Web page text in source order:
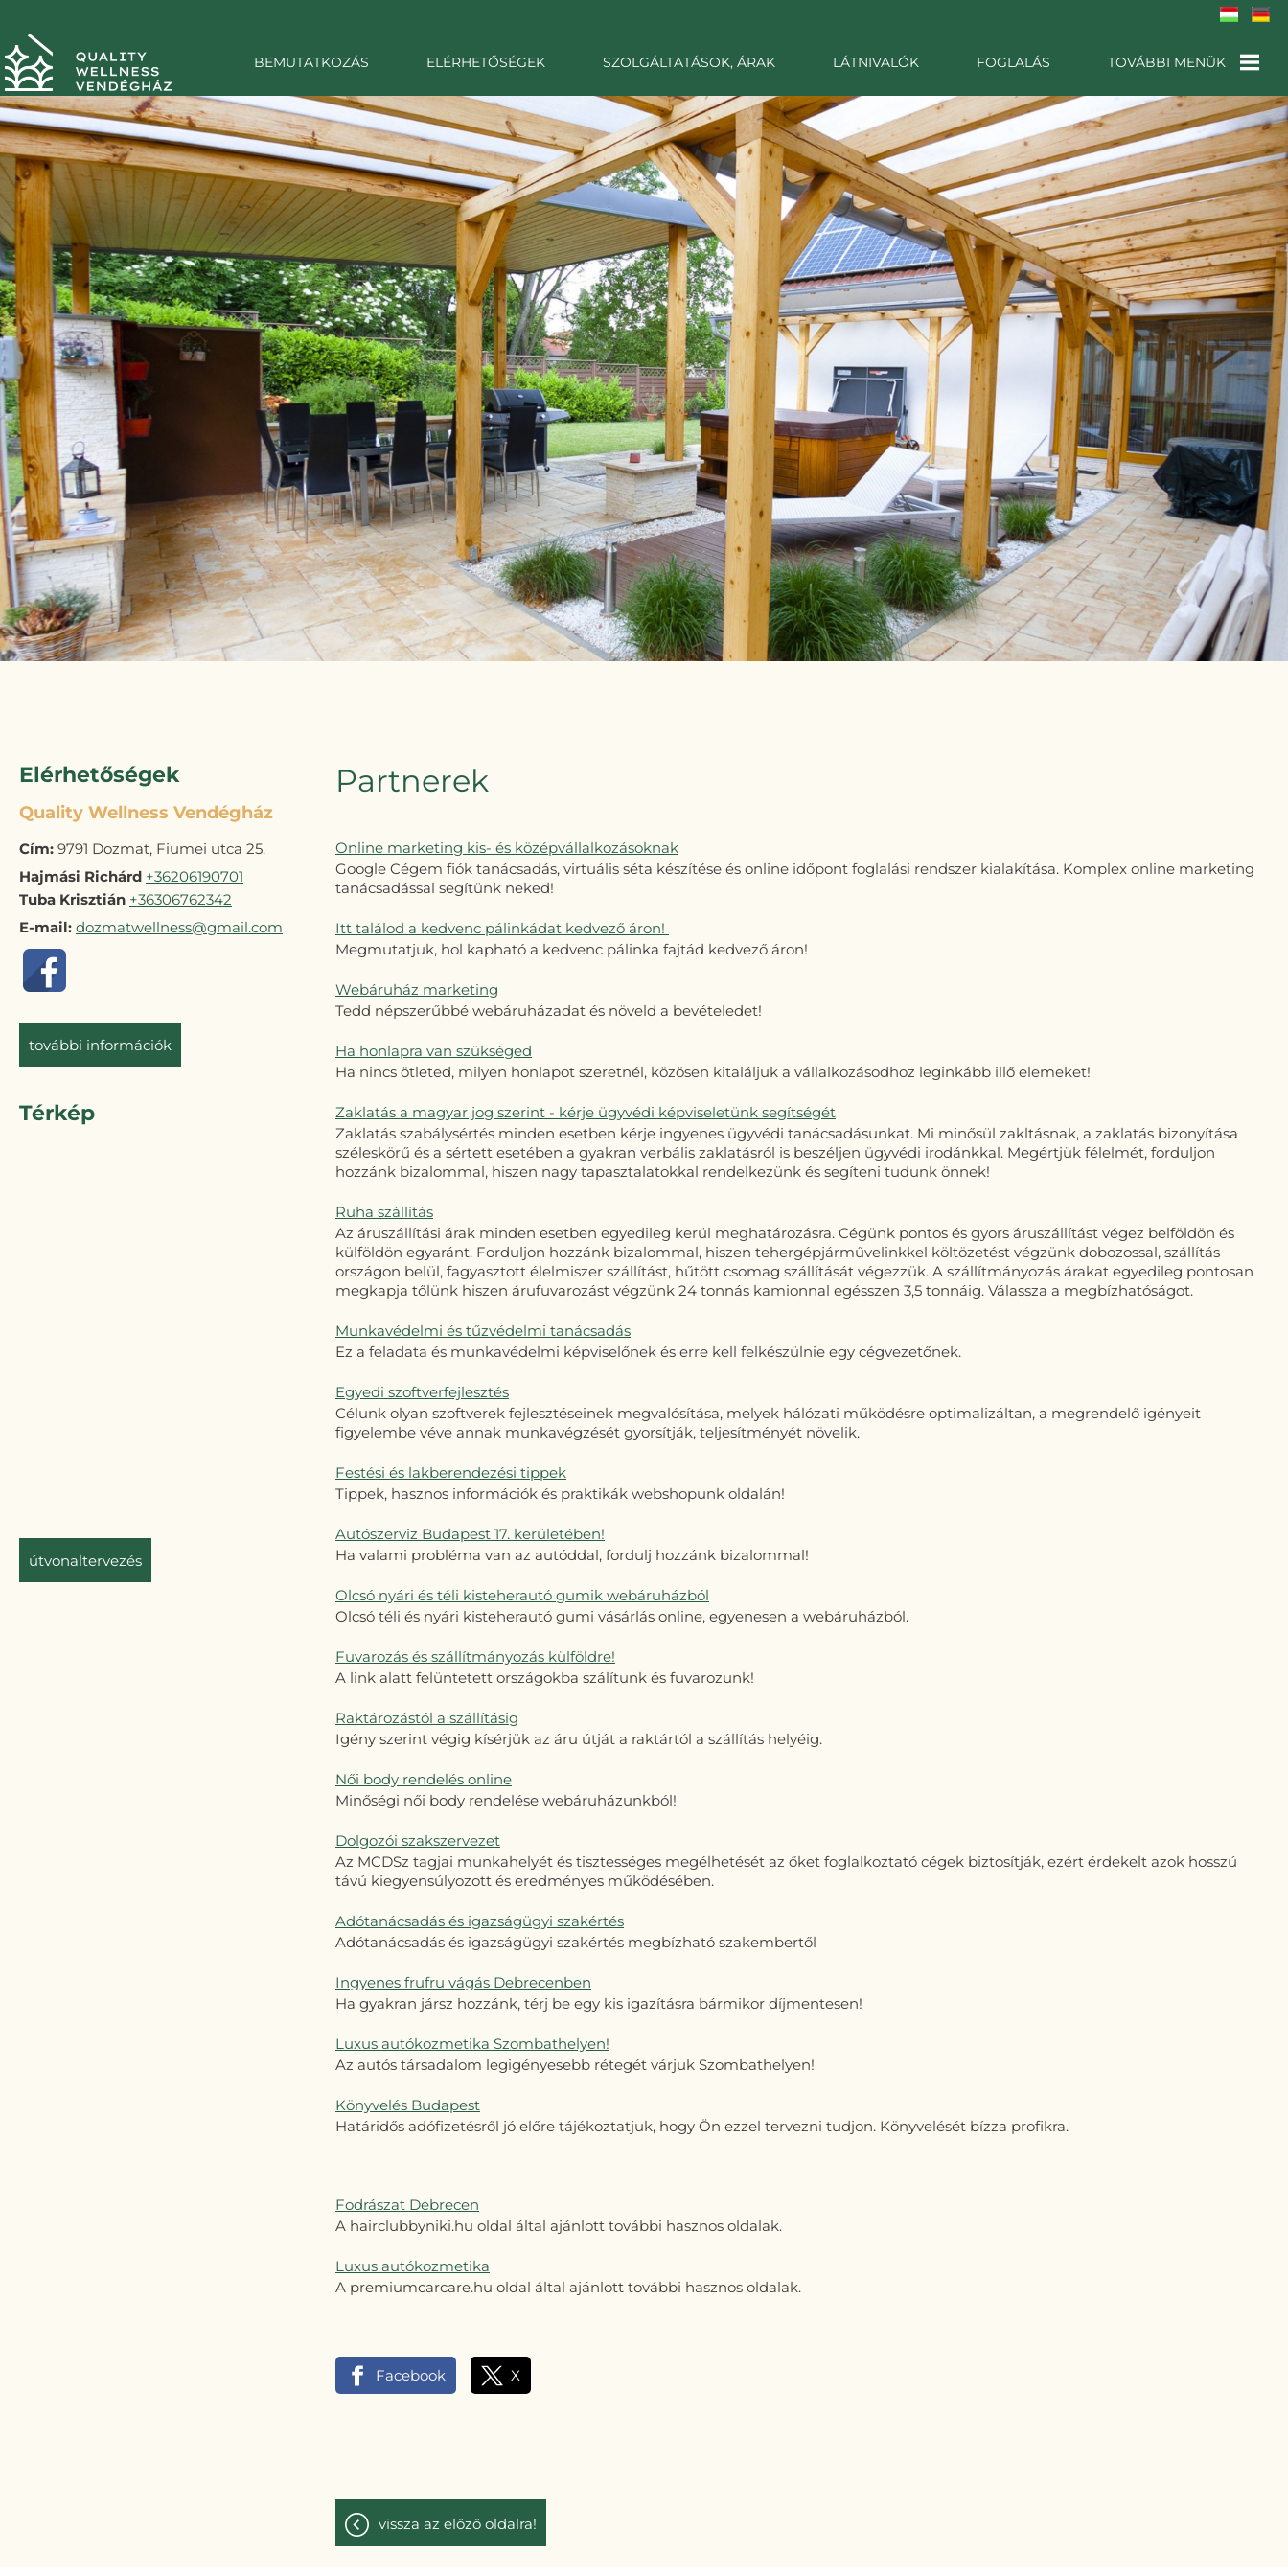
BEMUTATKOZÁS ELÉRHETŐSÉGEK SZOLGÁLTATÁSOK, ÁRAK LÁTNIVALÓK FOGLALÁS TOVÁBBI MENÜK
GALÉRIA
AJÁNLATKÉRÉS
PARTNEREK
Elérhetőségek
Quality Wellness Vendégház
Cím: 9791 Dozmat, Fiumei utca 25.
Hajmási Richárd +36206190701
Tuba Krisztián +36306762342
E-mail: dozmatwellness@gmail.com
további információk
Térkép
útvonaltervezés
Partnerek
Online marketing kis- és középvállalkozásoknak
Google Cégem fiók tanácsadás, virtuális séta készítése és online időpont foglalási rendszer kialakítása. Komplex online marketing
tanácsadással segítünk neked!
Itt találod a kedvenc pálinkádat kedvező áron!
Megmutatjuk, hol kapható a kedvenc pálinka fajtád kedvező áron!
Webáruház marketing
Tedd népszerűbbé webáruházadat és növeld a bevételedet!
Ha honlapra van szükséged
Ha nincs ötleted, milyen honlapot szeretnél, közösen kitaláljuk a vállalkozásodhoz leginkább illő elemeket!
Zaklatás a magyar jog szerint - kérje ügyvédi képviseletünk segítségét
Zaklatás szabálysértés minden esetben kérje ingyenes ügyvédi tanácsadásunkat. Mi minősül zakltásnak, a zaklatás bizonyítása
széleskörű és a sértett esetében a gyakran verbális zaklatásról is beszéljen ügyvédi irodánkkal. Megértjük félelmét, forduljon
hozzánk bizalommal, hiszen nagy tapasztalatokkal rendelkezünk és segíteni tudunk önnek!
Ruha szállítás
Az áruszállítási árak minden esetben egyedileg kerül meghatározásra. Cégünk pontos és gyors áruszállítást végez belföldön és
külföldön egyaránt. Forduljon hozzánk bizalommal, hiszen tehergépjárművelinkkel költözetést végzünk dobozossal, szállítás
országon belül, fagyasztott élelmiszer szállítást, hűtött csomag szállítását végezzük. A szállítmányozás árakat egyedileg pontosan
megkapja tőlünk hiszen árufuvarozást végzünk 24 tonnás kamionnal egésszen 3,5 tonnáig. Válassza a megbízhatóságot.
Munkavédelmi és tűzvédelmi tanácsadás
Ez a feladata és munkavédelmi képviselőnek és erre kell felkészülnie egy cégvezetőnek.
Egyedi szoftverfejlesztés
Célunk olyan szoftverek fejlesztéseinek megvalósítása, melyek hálózati működésre optimalizáltan, a megrendelő igényeit
figyelembe véve annak munkavégzését gyorsítják, teljesítményét növelik.
Festési és lakberendezési tippek
Tippek, hasznos információk és praktikák webshopunk oldalán!
Autószerviz Budapest 17. kerületében!
Ha valami probléma van az autóddal, fordulj hozzánk bizalommal!
Olcsó nyári és téli kisteherautó gumik webáruházból
Olcsó téli és nyári kisteherautó gumi vásárlás online, egyenesen a webáruházból.
Fuvarozás és szállítmányozás külföldre!
A link alatt felüntetett országokba szálítunk és fuvarozunk!
Raktározástól a szállításig
Igény szerint végig kísérjük az áru útját a raktártól a szállítás helyéig.
Női body rendelés online
Minőségi női body rendelése webáruházunkból!
Dolgozói szakszervezet
Az MCDSz tagjai munkahelyét és tisztességes megélhetését az őket foglalkoztató cégek biztosítják, ezért érdekelt azok hosszú
távú kiegyensúlyozott és eredményes működésében.
Adótanácsadás és igazságügyi szakértés
Adótanácsadás és igazságügyi szakértés megbízható szakembertől
Ingyenes frufru vágás Debrecenben
Ha gyakran jársz hozzánk, térj be egy kis igazításra bármikor díjmentesen!
Luxus autókozmetika Szombathelyen!
Az autós társadalom legigényesebb rétegét várjuk Szombathelyen!
Könyvelés Budapest
Határidős adófizetésről jó előre tájékoztatjuk, hogy Ön ezzel tervezni tudjon. Könyvelését bízza profikra.
Fodrászat Debrecen
A hairclubbyniki.hu oldal által ajánlott további hasznos oldalak.
Luxus autókozmetika
A premiumcarcare.hu oldal által ajánlott további hasznos oldalak.
Facebook X
vissza az előző oldalra!